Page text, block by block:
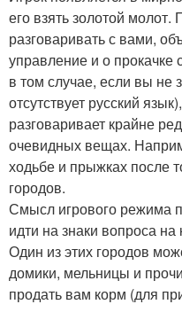
его взять золотой
разговаривать с вами,
управление и о прокачке
в том случае, если вы не
отсутствует русский
разговаривает крайне
очевидных вещах.
ходьбе и прыжках после
городов.
Смысл игрового режима
идти на знаки вопроса на
Один из этих городов
домики, мельницы и
продать вам корм (для